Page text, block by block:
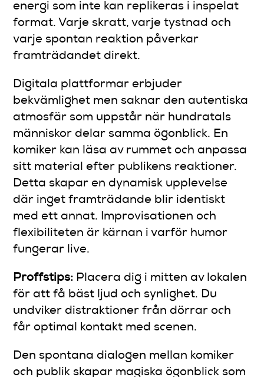
energi som inte kan replikeras i inspelat
format. Varje skratt, varje tystnad och
varje spontan reaktion påverkar
framträdandet direkt.
Digitala plattformar erbjuder
bekvämlighet men saknar den autentiska
atmosfär som uppstår när hundratals
människor delar samma ögonblick. En
komiker kan läsa av rummet och anpassa
sitt material efter publikens reaktioner.
Detta skapar en dynamisk upplevelse
där inget framträdande blir identiskt
med ett annat. Improvisationen och
flexibiliteten är kärnan i varför humor
fungerar live.
Proffstips: Placera dig i mitten av lokalen
för att få bäst ljud och synlighet. Du
undviker distraktioner från dörrar och
får optimal kontakt med scenen.
Den spontana dialogen mellan komiker
och publik skapar magiska ögonblick som